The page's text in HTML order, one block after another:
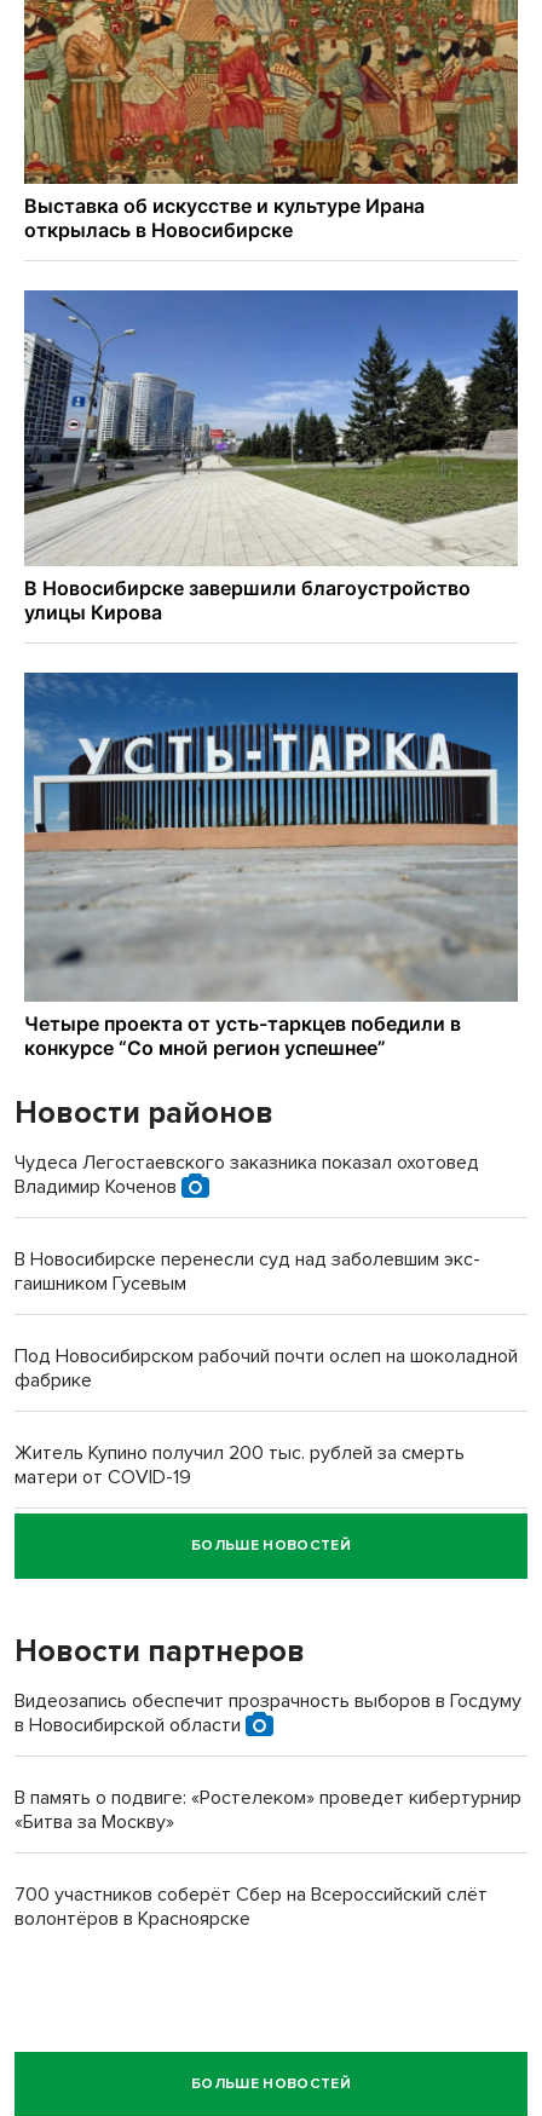
Новости районов
Чудеса Легостаевского заказника показал охотовед
Владимир Коченов
В Новосибирске перенесли суд над заболевшим экс-
гаишником Гусевым
Под Новосибирском рабочий почти ослеп на шоколадной
фабрике
Житель Купино получил 200 тыс. рублей за смерть
матери от COVID-19
Новосибирский суд наказал водителя за смерть
пенсионерки на вокзале
БОЛЬШЕ НОВОСТЕЙ
Новости партнеров
Видеозапись обеспечит прозрачность выборов в Госдуму
в Новосибирской области
В память о подвиге: «Ростелеком» проведет кибертурнир
«Битва за Москву»
700 участников соберёт Сбер на Всероссийский слёт
волонтёров в Красноярске
БОЛЬШЕ НОВОСТЕЙ